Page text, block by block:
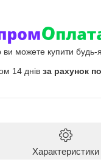
ви можете купити
14 днів за рахунок
Характеристики